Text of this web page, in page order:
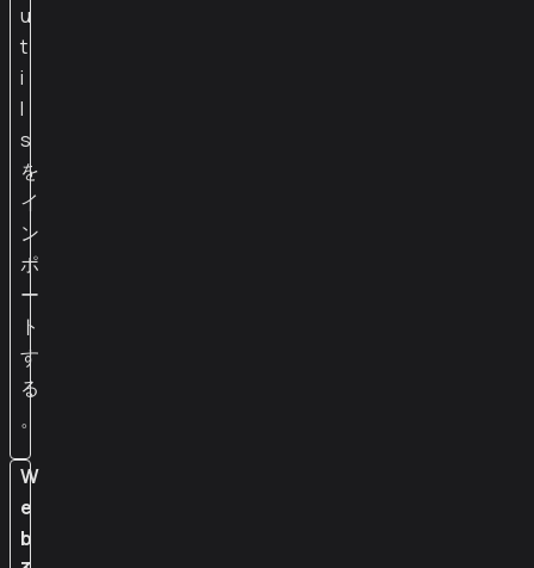
u
t
i
l
s
を
イ
ン
ポ
ー
ト
す
る
。
W
e
b